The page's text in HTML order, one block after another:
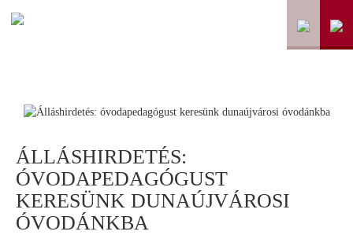
ÁLLÁSHIRDETÉS:
ÓVODAPEDAGÓGUST
KERESÜNK DUNAÚJVÁROSI
ÓVODÁNKBA